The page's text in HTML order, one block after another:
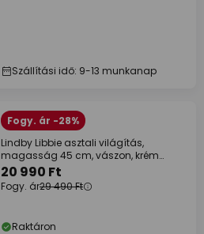
Szállítási idő: 9-13 munkanap
Fogy. ár -28%
Lindby Libbie asztali világítás,
magasság 45 cm, vászon, krém
színű, E27
20 990 Ft
Fogy. ár29 490 Ft
Raktáron